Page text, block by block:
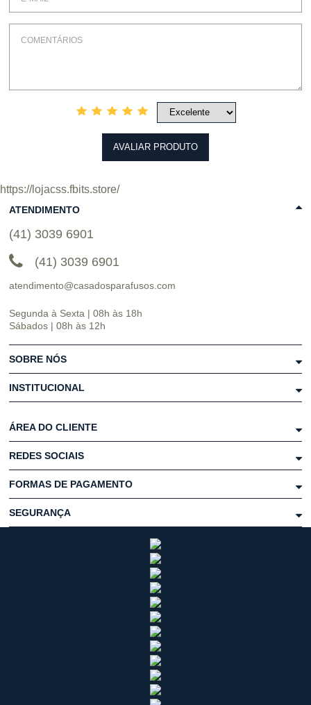
AVALIAR PRODUTO
https://lojacss.fbits.store/
ATENDIMENTO
(41) 3039 6901
(41) 3039 6901
atendimento@casadosparafusos.com
Segunda à Sexta | 08h às 18h
Sábados | 08h às 12h
SOBRE NÓS
INSTITUCIONAL
ÁREA DO CLIENTE
REDES SOCIAIS
FORMAS DE PAGAMENTO
SEGURANÇA